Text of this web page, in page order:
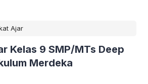
Ajar
Kelas 9 SMP/MTs Deep
Merdeka